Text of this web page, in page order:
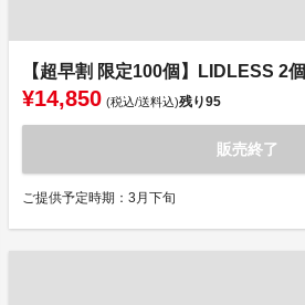
【超早割 限定100個】LIDLESS 2個
¥14,850 (税込/送料込)残り95
販売終了
ご提供予定時期：3月下旬